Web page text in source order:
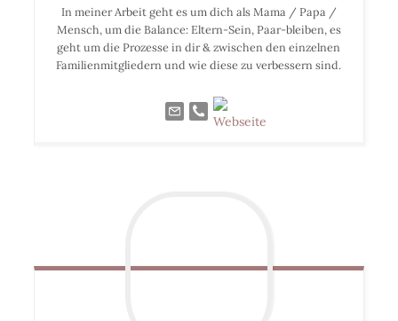
In meiner Arbeit geht es um dich als Mama / Papa /
Mensch, um die Balance: Eltern-Sein, Paar-bleiben, es
geht um die Prozesse in dir & zwischen den einzelnen
Familienmitgliedern und wie diese zu verbessern sind.